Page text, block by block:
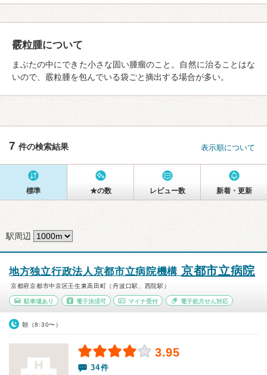
霰粒腫について
まぶたの中にできた小さな固い腫瘤のこと。自然に治ることはな
いので、霰粒腫を包んでいる袋ごと摘出する場合が多い。
7 件の検索結果 表示順について
標準 ★の数 レビュー数 新着・更新
駅周辺
地方独立行政法人京都市立病院機構 京都市立病院
京都府京都市中京区壬生東高田町（丹波口駅、西院駅）
駐車場あり 電子決済可 マイナ受付 電子処方せん対応
朝（8:30〜）
3.95
34件